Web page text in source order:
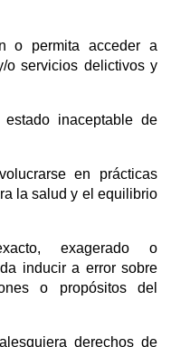
o permita acceder a
o servicios delictivos y
inaceptable de
en prácticas
la salud y el equilibrio
exagerado o
inducir a error sobre
o propósitos del
derechos de